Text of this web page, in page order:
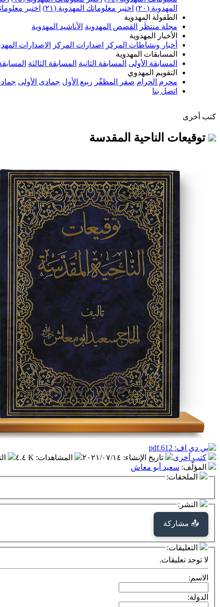
المهدوية (٢٠)
اختبر معلوماتك المهدوية (٢١) اختبر
الطفولة المهدوية
مجلة منتظَر
القصص المهدوية الأناشيد المهدوية
الأخبار المهدوية
أخبار ونشاطات المركز
اصدارات المركز الإصدارات
المسابقات المهدوية
المسابقة الأولى المسابقة الثانية المسابقة الثالثة
التقويم المهدوي
محرم الحرام صفر المظفّر ربيع الأول جمادى الأولى
اتصل بنا
كتب أخرى
توقيعات الناحية المقدسة
كتب أخرى تاريخ الإنشاء: ٢٠٢١/٠٧/١٤ المشاهدات: ٤.٤ K
المؤلّف: سعيد أبو معاش
الملحقات:
النشر:
📤 مشاركة
التعليقات:
لا توجد تعليقات.
الاسم:
الدولة: